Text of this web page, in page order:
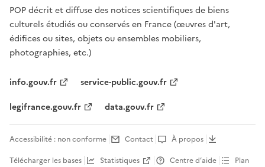
POP décrit et diffuse des notices scientifiques de biens
culturels étudiés ou conservés en France (œuvres d'art,
édifices ou sites, objets ou ensembles mobiliers,
photographies, etc.)
info.gouv.fr
service-public.gouv.fr
legifrance.gouv.fr
data.gouv.fr
Accessibilité : non conforme Contact
À propos
Télécharger les bases
Statistiques Centre d’aide Plan